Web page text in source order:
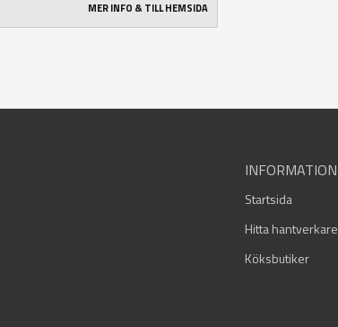
MER INFO & TILL HEMSIDA
INFORMATION
Startsida
Hitta hantverkare
Köksbutiker